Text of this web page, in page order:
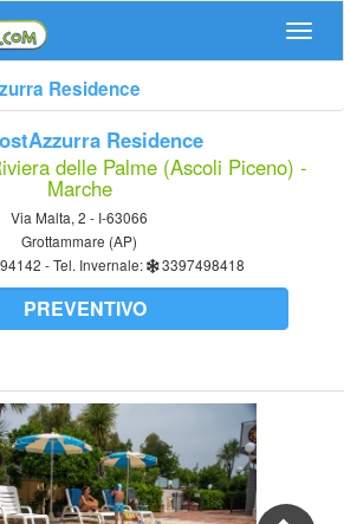
Residence
Residence
delle Palme (Ascoli Piceno) -
Marche
Via Malta, 2 - I-63066
Grottammare (AP)
- Tel. Invernale: 3397498418
PREVENTIVO